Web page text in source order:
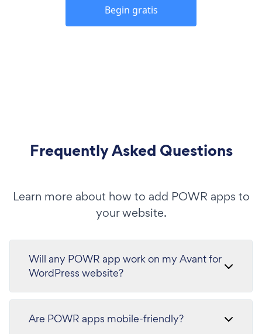
Begin gratis
Frequently Asked Questions
Learn more about how to add POWR apps to
your website.
Will any POWR app work on my Avant for
WordPress website?
Are POWR apps mobile-friendly?